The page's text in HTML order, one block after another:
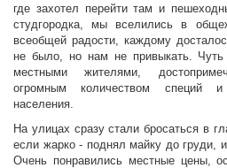
где захотел перейти там и
студгородка, мы вселились в
всеобщей радости, каждому
не было, но нам не привыкать.
местными жителями,
огромным количеством специй и
населения.
На улицах сразу стали бросаться в
если жарко - поднял майку до груди,
Очень понравились местные цены,